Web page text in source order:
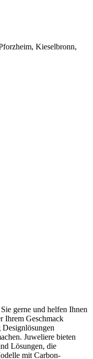
gerne und helfen Ihnen
Ihrem Geschmack
Designlösungen
Juweliere bieten
Lösungen, die
mit Carbon-